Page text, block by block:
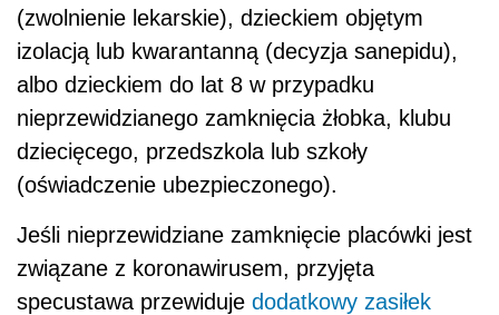
(zwolnienie lekarskie), dzieckiem objętym
izolacją lub kwarantanną (decyzja sanepidu),
albo dzieckiem do lat 8 w przypadku
nieprzewidzianego zamknięcia żłobka, klubu
dziecięcego, przedszkola lub szkoły
(oświadczenie ubezpieczonego).
Jeśli nieprzewidziane zamknięcie placówki jest
związane z koronawirusem, przyjęta
specustawa przewiduje dodatkowy zasiłek